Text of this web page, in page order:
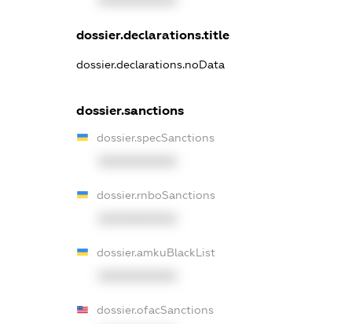
dossier.declarations.title
dossier.declarations.noData
dossier.sanctions
dossier.specSanctions
dossier.rnboSanctions
dossier.amkuBlackList
dossier.ofacSanctions